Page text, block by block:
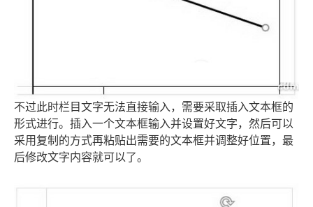
不过此时栏目文字无法直接输入，需要采取插入文本框的
形式进行。插入一个文本框输入并设置好文字，然后可以
采用复制的方式再粘贴出需要的文本框并调整好位置，最
后修改文字内容就可以了。